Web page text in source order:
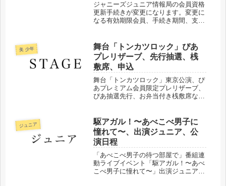
ジャニーズジュニア情報局の会員資格
更新手続きが変更になります。変更に
なる有効期限会員、手続き期間、支払
美 少年
舞台「トンカツロック」ぴあ
プレリザーブ、先行抽選、桟
敷席、申込
舞台「トンカツロック」東京公演、ぴ
あプレミアム会員限定プレリザーブ、
ぴあ抽選先行、お弁当付き桟敷席など
ジュニア
駆アガル！〜あべこべ男子に
憧れて〜、出演ジュニア、公
演日程
「あべこべ男子の待つ部屋で」番組連
動ライブイベント「駆アガル！〜あべ
こべ男子に憧れて〜」出演ジュニア、